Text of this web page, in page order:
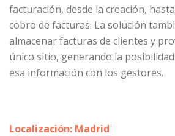
facturación, desde la creación,
cobro de facturas. La solución
almacenar facturas de clientes y
único sitio, generando la
esa información con los gestores.
Localización: Madrid